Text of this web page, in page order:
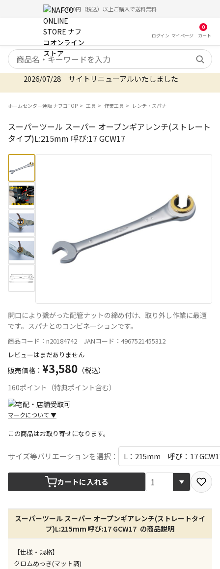
5,000円（税込）以上ご購入で送料無料
ログイン マイ ページ
0
カート
検索キーワード
2026/07/28 サイトリニューアルいたしました
ホームセンター通販 ナフコTOP 工具 作業工具 レンチ・スパナ
スーパーツール スーパー オープンギアレンチ(ストレート
タイプ)L:215mm 呼び:17 GCW17
開口により繋がった配管ナットの締め付け、取り外し作業に最適
です。スパナとのコンビネーションです。
商品コード：n20184742 JANコード：4967521455312
レビューはまだありません
販売価格： ¥3,580 （税込）
160ポイント（特典ポイント含む）
マークについて ▼
宅配や店舗受取を選択できる商品です
店舗のみで受取できる商品です（宅配便でのお届けが
す
特定の店舗のみで受取ができる商品です（宅配便での
※同時購入の商品は、全て同じ店舗での受取となりま
す
この商品はお取り寄せになります。
サイズ等バリエーションを選択：
カートに入れる
スーパーツール スーパー オープンギアレンチ(ストレートタイ
プ)L:215mm 呼び:17 GCW17 の商品説明
【仕様・規格】
クロムめっき(マット調)